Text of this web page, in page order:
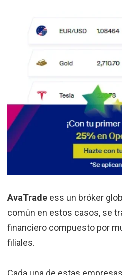
AvaTrade ess un bróker
común en estos casos, se
financiero compuesto por
filiales.